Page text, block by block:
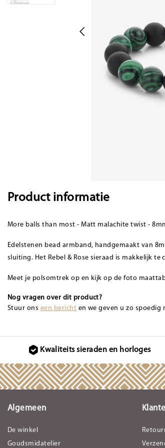
Product informatie
More balls than most - Matt malachite twist -
Edelstenen bead armband, handgemaakt van
sluiting. Het Rebel & Rose sieraad is makkelijk
Meet je polsomtrek op en kijk op de foto
Nog vragen over dit product?
Stuur ons een bericht en we geven u zo
Kwaliteits sieraden en horloges
Algemeen
De winkel
Goudsmidatelier